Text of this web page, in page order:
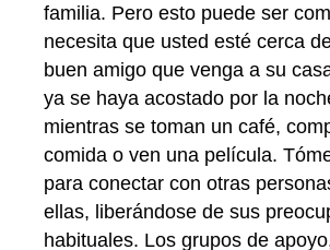
familia. Pero esto puede ser
necesita que usted esté cerca
buen amigo que venga a su
ya se haya acostado por la
mientras se toman un café,
comida o ven una película.
para conectar con otras
ellas, liberándose de sus
habituales. Los grupos de